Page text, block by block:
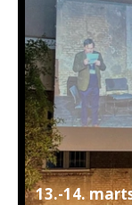
13.-14.